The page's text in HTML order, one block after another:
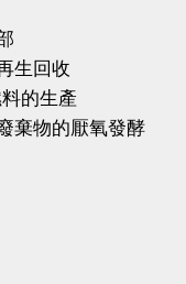
生回收
的生產
棄物的厭氧發酵